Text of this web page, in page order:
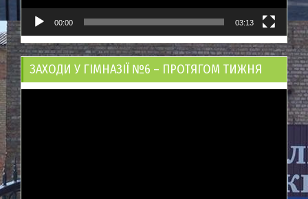
00:00 03:13
ЗАХОДИ У ГІМНАЗІЇ №6 – ПРОТЯГОМ ТИЖНЯ